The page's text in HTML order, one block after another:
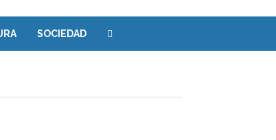
SOCIEDAD